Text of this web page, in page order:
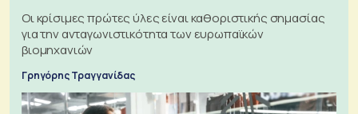
Οι κρίσιμες πρώτες ύλες είναι καθοριστικής σημασίας
για την ανταγωνιστικότητα των ευρωπαϊκών
βιομηχανιών
Γρηγόρης Τραγγανίδας